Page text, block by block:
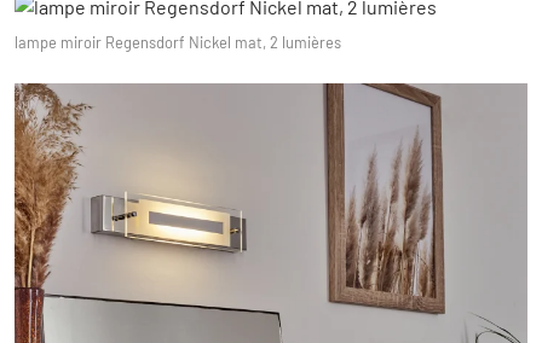
lampe miroir Regensdorf Nickel mat, 2 lumières